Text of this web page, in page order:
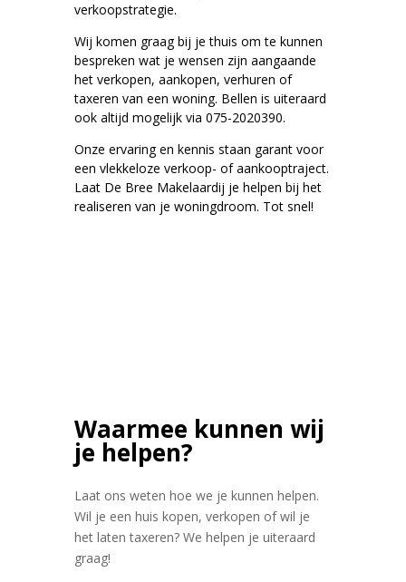
verkoopstrategie.
Wij komen graag bij je thuis om te kunnen
bespreken wat je wensen zijn aangaande
het verkopen, aankopen, verhuren of
taxeren van een woning. Bellen is uiteraard
ook altijd mogelijk via 075-2020390.
Onze ervaring en kennis staan garant voor
een vlekkeloze verkoop- of aankooptraject.
Laat De Bree Makelaardij je helpen bij het
realiseren van je woningdroom. Tot snel!
Waarmee kunnen wij
je helpen?
Laat ons weten hoe we je kunnen helpen.
Wil je een huis kopen, verkopen of wil je
het laten taxeren? We helpen je uiteraard
graag!